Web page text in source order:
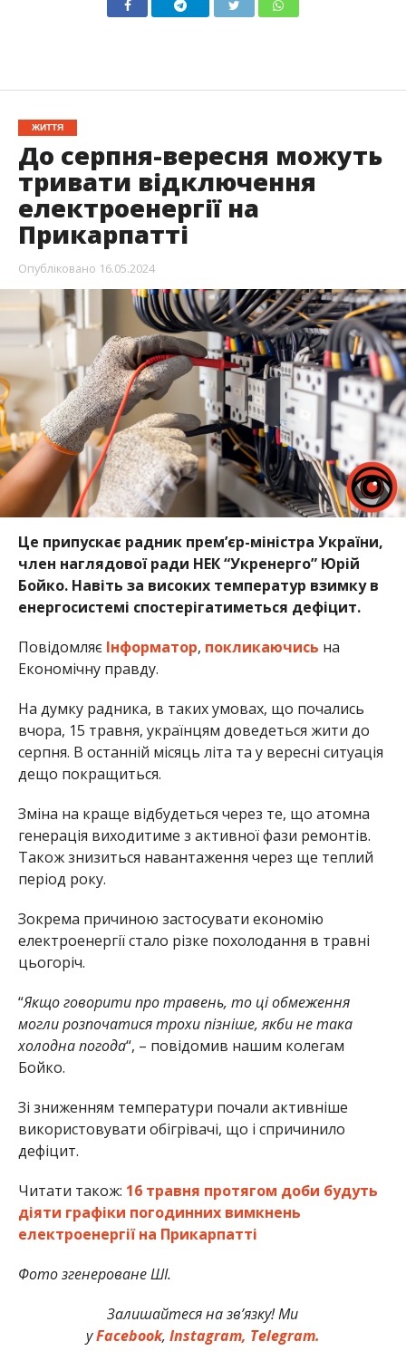
ЖИТТЯ
До серпня-вересня можуть
тривати відключення
електроенергії на
Прикарпатті
Опубліковано 16.05.2024
Це припускає радник прем’єр-міністра України,
член наглядової ради НЕК “Укренерго” Юрій
Бойко. Навіть за високих температур взимку в
енергосистемі спостерігатиметься дефіцит.
Повідомляє Інформатор, покликаючись на
Економічну правду.
На думку радника, в таких умовах, що почались
вчора, 15 травня, українцям доведеться жити до
серпня. В останній місяць літа та у вересні ситуація
дещо покращиться.
Зміна на краще відбудеться через те, що атомна
генерація виходитиме з активної фази ремонтів.
Також знизиться навантаження через ще теплий
період року.
Зокрема причиною застосувати економію
електроенергії стало різке похолодання в травні
цьогоріч.
“Якщо говорити про травень, то ці обмеження
могли розпочатися трохи пізніше, якби не така
холодна погода“, – повідомив нашим колегам
Бойко.
Зі зниженням температури почали активніше
використовувати обігрівачі, що і спричинило
дефіцит.
Читати також: 16 травня протягом доби будуть
діяти графіки погодинних вимкнень
електроенергії на Прикарпатті
Фото згенероване ШІ.
Залишайтеся на зв’язку! Ми
уFacebook, Instagram, Telegram.